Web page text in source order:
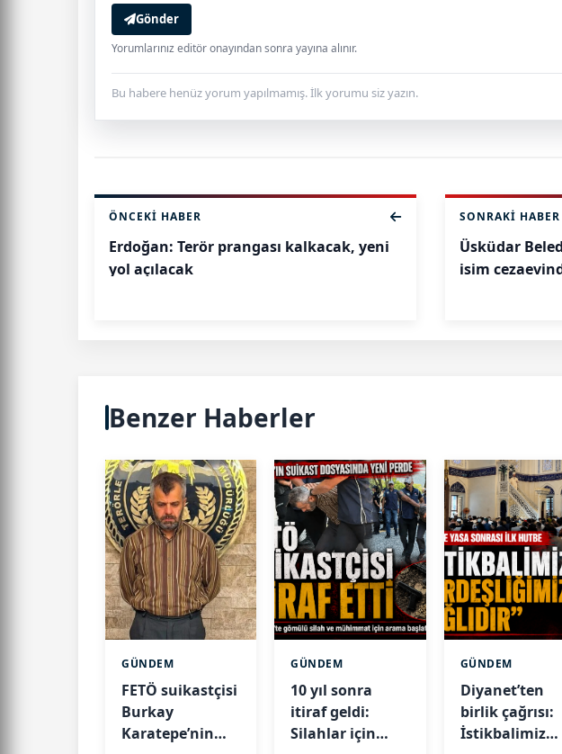
Gönder
Yorumlarınız editör onayından sonra yayına alınır.
Bu habere henüz yorum yapılmamış. İlk yorumu siz yazın.
ÖNCEKI HABER
Erdoğan: Terör prangası kalkacak, yeni
yol açılacak
SONRAKI HABER
Üsküdar
isim
Benzer Haberler
GÜNDEM
FETÖ suikastçisi
Burkay
Karatepe’nin
GÜNDEM
10 yıl sonra
itiraf geldi:
Silahlar için
GÜNDEM
Diyanet’ten
birlik çağrısı:
İstikbalimiz